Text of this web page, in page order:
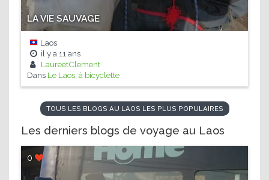
LA VIE SAUVAGE
Laos
il y a 11 ans
LaureetClement
Dans Le Laos, à bicyclette
TOUS LES BLOGS AU LAOS LES PLUS POPULAIRES
Les derniers blogs de voyage au Laos
0